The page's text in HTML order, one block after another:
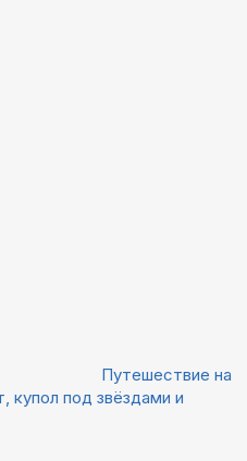
Путешествие на
купол под звёздами и